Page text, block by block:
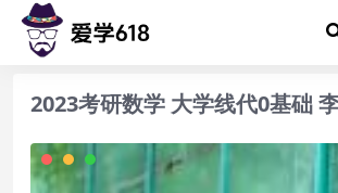
2023考研数学 大学线代0基础